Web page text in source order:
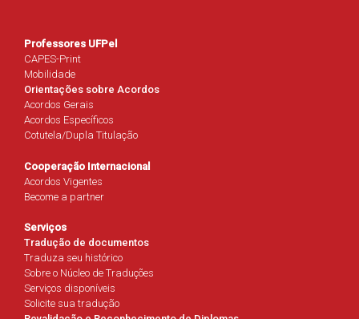
Professores UFPel
CAPES-Print
Mobilidade
Orientações sobre Acordos
Acordos Gerais
Acordos Específicos
Cotutela/Dupla Titulação
Cooperação Internacional
Acordos Vigentes
Become a partner
Serviços
Tradução de documentos
Traduza seu histórico
Sobre o Núcleo de Traduções
Serviços disponíveis
Solicite sua tradução